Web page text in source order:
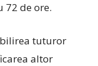
de ore.
tuturor
altor